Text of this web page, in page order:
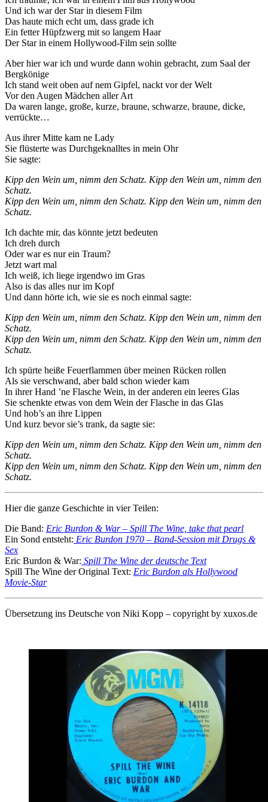
Und ich war der Star in diesem Film
Das haute mich echt um, dass grade ich
Ein fetter Hüpfzwerg mit so langem Haar
Der Star in einem Hollywood-Film sein sollte
Aber hier war ich und wurde dann wohin gebracht, zum Saal der
Bergkönige
Ich stand weit oben auf nem Gipfel, nackt vor der Welt
Vor den Augen Mädchen aller Art
Da waren lange, große, kurze, braune, schwarze, braune, dicke,
verrückte…
Aus ihrer Mitte kam ne Lady
Sie flüsterte was Durchgeknalltes in mein Ohr
Sie sagte:
Kipp den Wein um, nimm den Schatz. Kipp den Wein um, nimm den
Schatz.
Kipp den Wein um, nimm den Schatz. Kipp den Wein um, nimm den
Schatz.
Ich dachte mir, das könnte jetzt bedeuten
Ich dreh durch
Oder war es nur ein Traum?
Jetzt wart mal
Ich weiß, ich liege irgendwo im Gras
Also is das alles nur im Kopf
Und dann hörte ich, wie sie es noch einmal sagte:
Kipp den Wein um, nimm den Schatz. Kipp den Wein um, nimm den
Schatz.
Kipp den Wein um, nimm den Schatz. Kipp den Wein um, nimm den
Schatz.
Ich spürte heiße Feuerflammen über meinen Rücken rollen
Als sie verschwand, aber bald schon wieder kam
In ihrer Hand ’ne Flasche Wein, in der anderen ein leeres Glas
Sie schenkte etwas von dem Wein der Flasche in das Glas
Und hob’s an ihre Lippen
Und kurz bevor sie’s trank, da sagte sie:
Kipp den Wein um, nimm den Schatz. Kipp den Wein um, nimm den
Schatz.
Kipp den Wein um, nimm den Schatz. Kipp den Wein um, nimm den
Schatz.
Hier die ganze Geschichte in vier Teilen:
Die Band: Eric Burdon & War – Spill The Wine, take that pearl
Ein Sond entsteht: Eric Burdon 1970 – Band-Session mit Drugs &
Sex
Eric Burdon & War: Spill The Wine der deutsche Text
Spill The Wine der Original Text: Eric Burdon als Hollywood
Movie-Star
Übersetzung ins Deutsche von Niki Kopp – copyright by xuxos.de